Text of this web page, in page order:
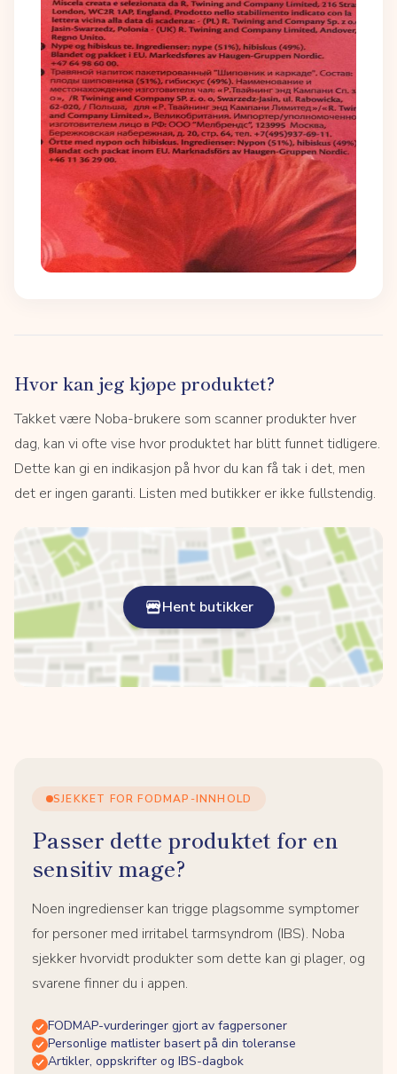
Hvor kan jeg kjøpe produktet?
Takket være Noba-brukere som scanner produkter hver
dag, kan vi ofte vise hvor produktet har blitt funnet tidligere.
Dette kan gi en indikasjon på hvor du kan få tak i det, men
det er ingen garanti. Listen med butikker er ikke fullstendig.
Hent butikker
SJEKKET FOR FODMAP-INNHOLD
Passer dette produktet for en
sensitiv mage?
Noen ingredienser kan trigge plagsomme symptomer
for personer med irritabel tarmsyndrom (IBS). Noba
sjekker hvorvidt produkter som dette kan gi plager, og
svarene finner du i appen.
FODMAP-vurderinger gjort av fagpersoner
Personlige matlister basert på din toleranse
Artikler, oppskrifter og IBS-dagbok